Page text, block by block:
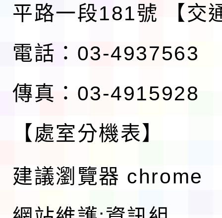
平路一段181號
【交
電話：03-4937563
傳真：03-4915928
【處室分機表】
建議瀏覽器 chrome